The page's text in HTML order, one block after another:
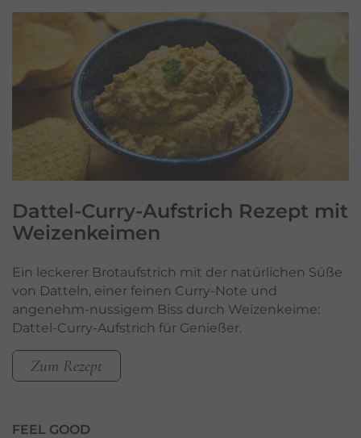
Dattel-Curry-Aufstrich Rezept mit
Weizenkeimen
Ein leckerer Brotaufstrich mit der natürlichen Süße
von Datteln, einer feinen Curry-Note und
angenehm-nussigem Biss durch Weizenkeime:
Dattel-Curry-Aufstrich für Genießer.
Zum Rezept
FEEL GOOD